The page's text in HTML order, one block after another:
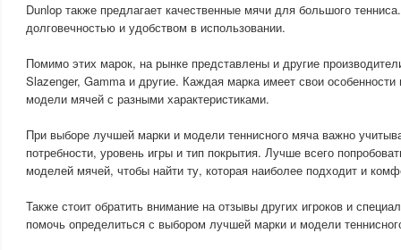
Dunlop также предлагает качественные мячи для большого
долговечностью и удобством в использовании.
Помимо этих марок, на рынке представлены и другие
Slazenger, Gamma и другие. Каждая марка имеет свои особенности
модели мячей с разными характеристиками.
При выборе лучшей марки и модели теннисного мяча важно
потребности, уровень игры и тип покрытия. Лучше всего
моделей мячей, чтобы найти ту, которая наиболее подходит и
Также стоит обратить внимание на отзывы других игроков и
помочь определиться с выбором лучшей марки и модели